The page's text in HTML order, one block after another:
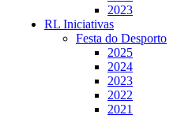
2023
RL Iniciativas
Festa do Desporto
2025
2024
2023
2022
2021